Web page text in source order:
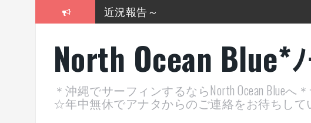
2026年明けました〜
2025年もあざ～した！
近況報告ww
ヤッチマッターーーー！！！
支部長就任報告と支部予選・検定開催決
North Ocean Blue*
＊沖縄でサーフィンするならNorth Ocean Blue
☆年中無休でアナタからのご連絡をお待ちして